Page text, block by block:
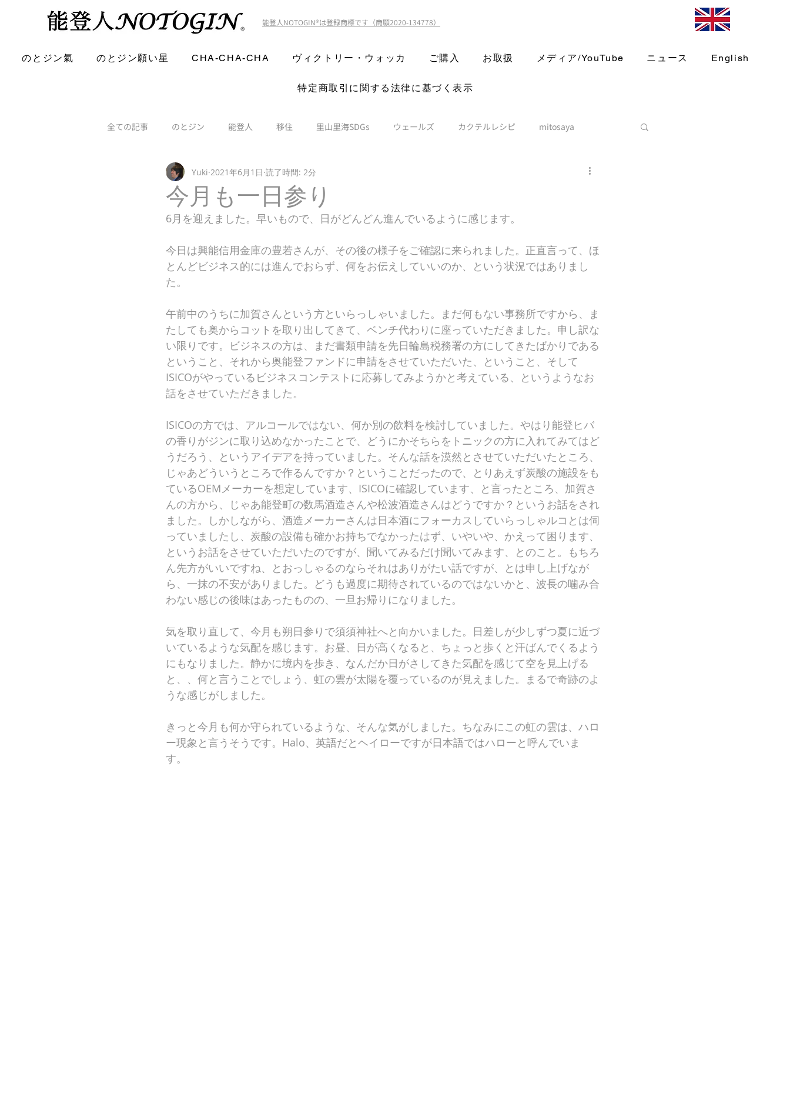
能登人NOTOGIN®️は登録商標です（商願2020-134778）
のとジン氣 のとジン願い星 CHA-CHA-CHA ヴィクトリー・ウォッカ ご購入 お取扱 メディア/YouTube ニュース English
特定商取引に関する法律に基づく表示
全ての記事 のとジン 能登人 移住 里山里海SDGs ウェールズ カクテルレシピ mitosaya
今月も一日参り
Yuki 2021年6月1日 読了時間: 2分
6月を迎えました。早いもので、日がどんどん進んでいるように感じます。
今日は興能信用金庫の豊若さんが、その後の様子をご確認に来られました。正直言って、ほ
とんどビジネス的には進んでおらず、何をお伝えしていいのか、という状況ではありまし
た。
午前中のうちに加賀さんという方といらっしゃいました。まだ何もない事務所ですから、ま
たしても奥からコットを取り出してきて、ベンチ代わりに座っていただきました。申し訳な
い限りです。ビジネスの方は、まだ書類申請を先日輪島税務署の方にしてきたばかりである
ということ、それから奥能登ファンドに申請をさせていただいた、ということ、そして
ISICOがやっているビジネスコンテストに応募してみようかと考えている、というようなお
話をさせていただきました。
ISICOの方では、アルコールではない、何か別の飲料を検討していました。やはり能登ヒバ
の香りがジンに取り込めなかったことで、どうにかそちらをトニックの方に入れてみてはど
うだろう、というアイデアを持っていました。そんな話を漠然とさせていただいたところ、
じゃあどういうところで作るんですか？ということだったので、とりあえず炭酸の施設をも
ているOEMメーカーを想定しています、ISICOに確認しています、と言ったところ、加賀さ
んの方から、じゃあ能登町の数馬酒造さんや松波酒造さんはどうですか？というお話をされ
ました。しかしながら、酒造メーカーさんは日本酒にフォーカスしていらっしゃルコとは伺
っていましたし、炭酸の設備も確かお持ちでなかったはず、いやいや、かえって困ります、
というお話をさせていただいたのですが、聞いてみるだけ聞いてみます、とのこと。もちろ
ん先方がいいですね、とおっしゃるのならそれはありがたい話ですが、とは申し上げなが
ら、一抹の不安がありました。どうも過度に期待されているのではないかと、波長の噛み合
わない感じの後味はあったものの、一旦お帰りになりました。
気を取り直して、今月も朔日参りで須須神社へと向かいました。日差しが少しずつ夏に近づ
いているような気配を感じます。お昼、日が高くなると、ちょっと歩くと汗ばんでくるよう
にもなりました。静かに境内を歩き、なんだか日がさしてきた気配を感じて空を見上げる
と、、何と言うことでしょう、虹の雲が太陽を覆っているのが見えました。まるで奇跡のよ
うな感じがしました。
きっと今月も何か守られているような、そんな気がしました。ちなみにこの虹の雲は、ハロ
ー現象と言うそうです。Halo、英語だとヘイローですが日本語ではハローと呼んでいま
す。